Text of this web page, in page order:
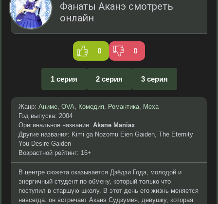
Фанаты Аканэ смотреть
онлайн
0 0
1 серия 2 серия 3 серия
Жанр: Аниме, OVA, Комедия, Романтика, Меха
Год выпуска: 2004
Оригинальное название: Akane Maniax
Другие названия: Kimi ga Nozomu Eien Gaiden, The Eternity
You Desire Gaiden
Возрастной рейтинг: 16+
В центре сюжета оказывается Дзёдзи Года, молодой и
энергичный студент по обмену, который только что
поступил в старшую школу. В этот день его жизнь меняется
навсегда: он встречает Аканэ Судзумия, девушку, которая